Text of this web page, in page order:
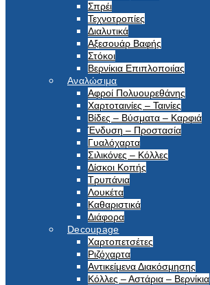
Σπρέι
Τεχνοτροπίες
Διαλυτικά
Αξεσουάρ Βαφής
Στόκοι
Βερνίκια Επιπλοποιίας
Αναλώσιμα
Αφροί Πολυουρεθάνης
Χαρτοταινίες – Ταινίες
Βίδες – Βύσματα – Καρφιά
Ένδυση – Προστασία
Γυαλόχαρτα
Σιλικόνες – Κόλλες
Δίσκοι Κοπής
Τρυπάνια
Λουκέτα
Καθαριστικά
Διάφορα
Decoupage
Χαρτοπετσέτες
Ριζόχαρτα
Αντικείμενα Διακόσμησης
Κόλλες – Αστάρια – Βερνίκια